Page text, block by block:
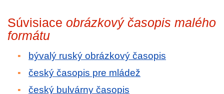
Súvisiace obrázkový časopis malého
formátu
bývalý ruský obrázkový časopis
český časopis pre mládež
český bulvárny časopis